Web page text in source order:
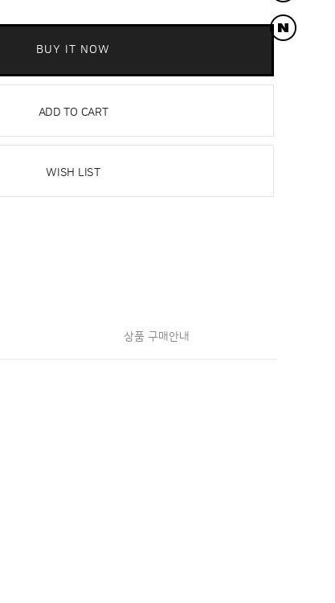
BUY IT NOW
ADD TO CART
WISH LIST
상품 구매안내